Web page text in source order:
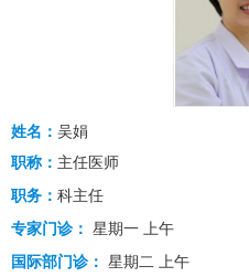
姓名： 吴娟
职称： 主任医师
职务： 科主任
专家门诊： 星期一 上午
国际部门诊： 星期二 上午